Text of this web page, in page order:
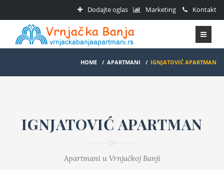
Dodajte oglas Marketing Kontakt
HOME / APARTMANI / IGNJATOVIĆ APARTMAN
IGNJATOVIĆ APARTMAN
Apartmani u Vrnjačkoj Banji